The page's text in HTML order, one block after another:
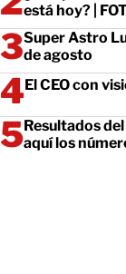
está hoy? |
Super Astro
de agosto
El CEO con
Resultados
aquí los